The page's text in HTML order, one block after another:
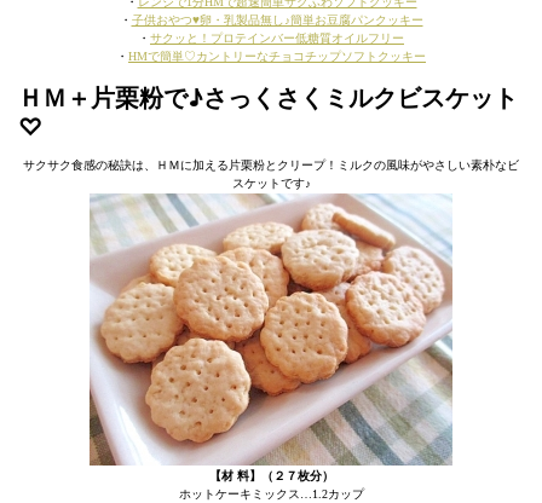
・ 子供おやつ♥卵・乳製品無し♪簡単お豆腐パンクッキー
・ サクッと！プロテインバー低糖質オイルフリー
・ HMで簡単♡カントリーなチョコチップソフトクッキー
ＨＭ＋片栗粉で♪さっくさくミルクビスケット
♡
サクサク食感の秘訣は、ＨＭに加える片栗粉とクリープ！ミルクの風味がやさしい素朴なビ
スケットです♪
【材 料】（２７枚分）
ホットケーキミックス…1.2カップ